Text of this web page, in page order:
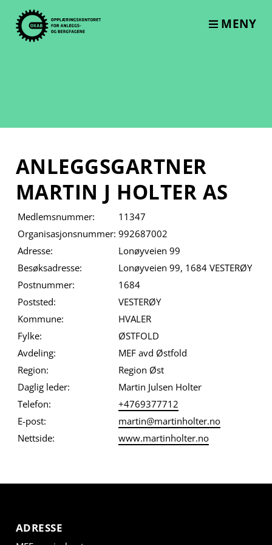
content
MENY
ANLEGGSGARTNER
MARTIN J HOLTER AS
Medlemsnummer:
11347
Organisasjonsnummer: 992687002
Adresse:
Lonøyveien 99
Besøksadresse:
Lonøyveien 99, 1684 VESTERØY
Postnummer:
1684
Poststed:
VESTERØY
Kommune:
HVALER
Fylke:
ØSTFOLD
Avdeling:
MEF avd Østfold
Region:
Region Øst
Daglig leder:
Martin Julsen Holter
Telefon:
+4769377712
E-post:
martin@martinholter.no
Nettside:
www.martinholter.no
ADRESSE